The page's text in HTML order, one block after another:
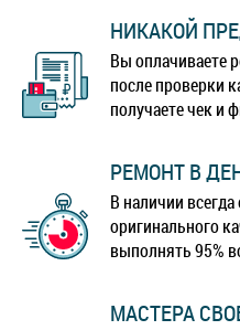
НИКАКОЙ
Вы оплачиваете
после проверки
получаете чек и
РЕМОНТ В
В наличии
оригинального
выполнять 95%
МАСТЕРА